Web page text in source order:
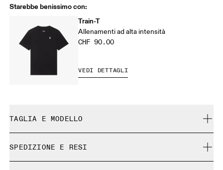
Starebbe benissimo con:
Train-T
Allenamenti ad alta intensità
CHF 90.00
VEDI DETTAGLI
TAGLIA E MODELLO
SPEDIZIONE E RESI